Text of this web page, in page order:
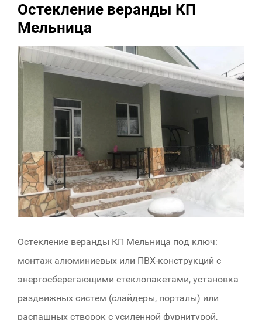
Остекление веранды КП
Мельница
Остекление веранды КП Мельница под ключ:
монтаж алюминиевых или ПВХ-конструкций с
энергосберегающими стеклопакетами, установка
раздвижных систем (слайдеры, порталы) или
распашных створок с усиленной фурнитурой,